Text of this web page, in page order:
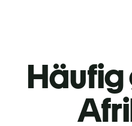
Häufig